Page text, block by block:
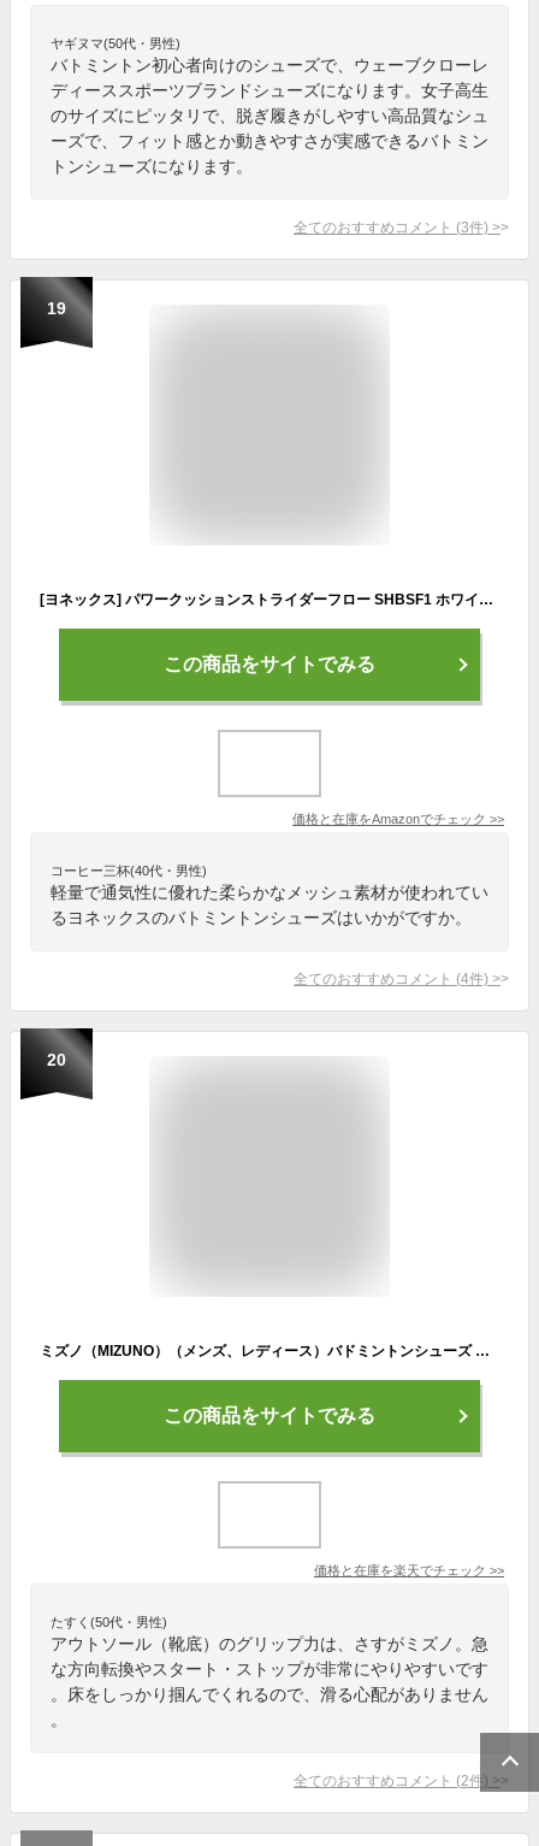
ヤギヌマ(50代・男性)
バトミントン初心者向けのシューズで、ウェーブクローレ
ディーススポーツブランドシューズになります。女子高生
のサイズにピッタリで、脱ぎ履きがしやすい高品質なシュ
ーズで、フィット感とか動きやすさが実感できるバトミン
トンシューズになります。
全てのおすすめコメント (3件) >
19
[ヨネックス] パワークッションストライダーフロー SHBSF1 ホワイト/ピンク(062) 23.5 cm
この商品をサイトでみる
価格と在庫をAmazonでチェック >>
コーヒー三杯(40代・男性)
軽量で通気性に優れた柔らかなメッシュ素材が使われてい
るヨネックスのバトミントンシューズはいかがですか。
全てのおすすめコメント (4件) >
20
ミズノ（MIZUNO）（メンズ、レディース）バドミントンシューズ ウエーブクロー EL 2 71GA228024
この商品をサイトでみる
価格と在庫を楽天でチェック >>
たすく(50代・男性)
アウトソール（靴底）のグリップ力は、さすがミズノ。急
な方向転換やスタート・ストップが非常にやりやすいです
。床をしっかり掴んでくれるので、滑る心配がありません
。
全てのおすすめコメント (2件) >